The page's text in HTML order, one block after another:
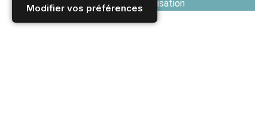
Modifier vos préférences
Voir les Conditions générales d'utilisation